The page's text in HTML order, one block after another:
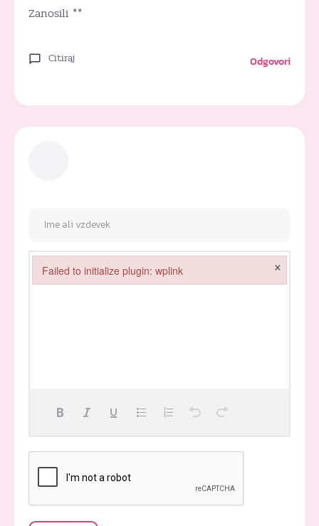
Zanosili **
Citiraj Odgovori
Failed to initialize plugin: wplink ×
Failed to initialize plugin: wplink